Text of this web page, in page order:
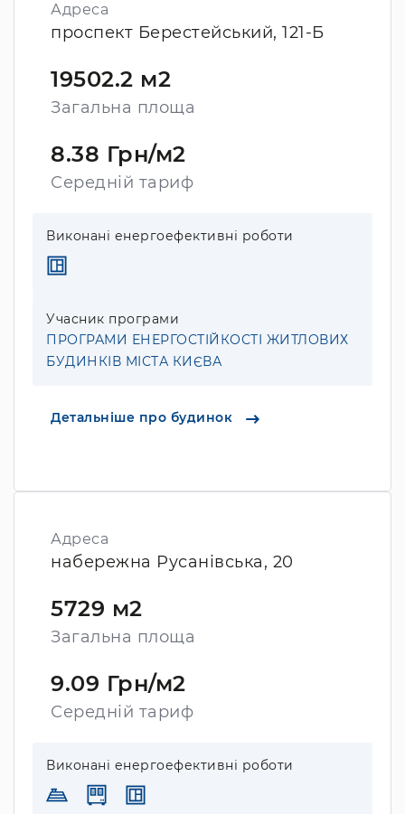
Адреса
проспект Берестейський, 121-Б
19502.2 м2
Загальна площа
8.38 Грн/м2
Середній тариф
Виконані енергоефективні роботи
Учасник програми
ПРОГРАМИ ЕНЕРГОСТІЙКОСТІ ЖИТЛОВИХ
БУДИНКІВ МІСТА КИЄВА
Детальніше про будинок
Адреса
набережна Русанівська, 20
5729 м2
Загальна площа
9.09 Грн/м2
Середній тариф
Виконані енергоефективні роботи